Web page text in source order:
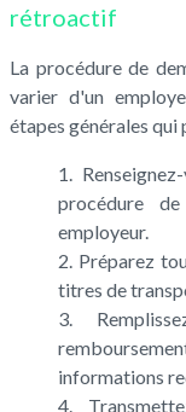
rétroactif
La procédure de
varier d'un
étapes générales qui
procédure
employeur.
Préparez
titres de
informations